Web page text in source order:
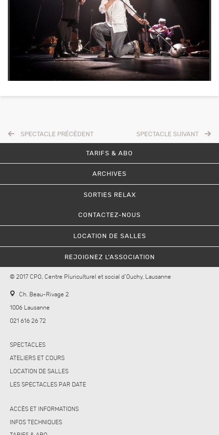
SPECTACLE SUIVANT
SPECTACLE PRÉCÉDENT
TARIFS & ABO
ARCHIVES
SORTIES RELAX
CONTACTEZ-NOUS
LOCATION DE SALLES
REJOIGNEZ L’ASSOCIATION
© 2017 CPO, Centre Pluriculturel et social d’Ouchy, Lausanne
Ch. Beau-Rivage 2
1006 Lausanne
021 616 26 72
SPECTACLES
ATELIERS ET COURS
LOCATION DE SALLES
LES SPECTACLES PAR DATE
ACCÈS ET INFORMATIONS
INFOS TECHNIQUES